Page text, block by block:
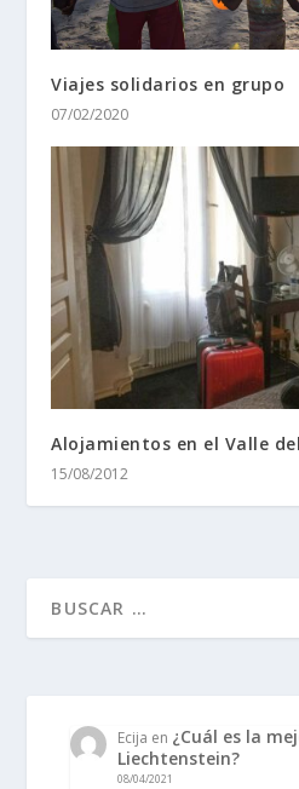
Viajes solidarios en grupo
07/02/2020
Alojamientos en el Valle
15/08/2012
Ecija en ¿Cuál es la
Liechtenstein?
08/04/2021